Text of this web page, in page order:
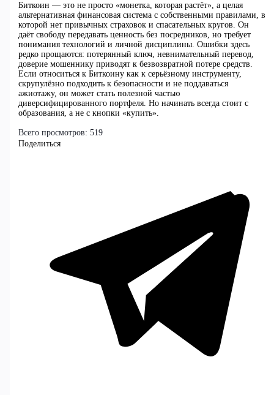
Биткоин — это не просто «монетка, которая растёт», а целая
альтернативная финансовая система с собственными правилами, в
которой нет привычных страховок и спасательных кругов. Он
даёт свободу передавать ценность без посредников, но требует
понимания технологий и личной дисциплины. Ошибки здесь
редко прощаются: потерянный ключ, невнимательный перевод,
доверие мошеннику приводят к безвозвратной потере средств.
Если относиться к Биткоину как к серьёзному инструменту,
скрупулёзно подходить к безопасности и не поддаваться
ажиотажу, он может стать полезной частью
диверсифицированного портфеля. Но начинать всегда стоит с
образования, а не с кнопки «купить».
Всего просмотров: 519
Поделиться